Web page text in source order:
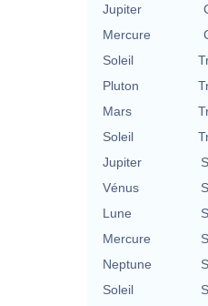
Jupiter
Mercure
Soleil
Pluton
Mars
Soleil
Jupiter
Vénus
Lune
Mercure
Neptune
Soleil